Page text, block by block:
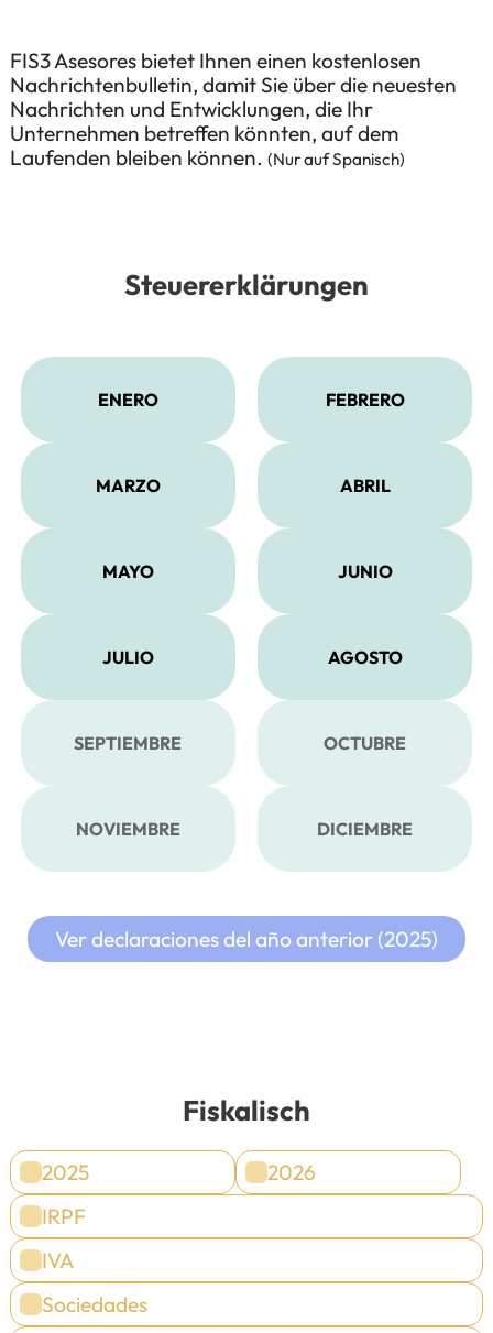
FIS3 Asesores bietet Ihnen einen kostenlosen
Nachrichtenbulletin, damit Sie über die neuesten
Nachrichten und Entwicklungen, die Ihr
Unternehmen betreffen könnten, auf dem
Laufenden bleiben können. (Nur auf Spanisch)
Steuererklärungen
ENERO FEBRERO
MARZO ABRIL
MAYO JUNIO
JULIO AGOSTO
SEPTIEMBRE OCTUBRE
NOVIEMBRE DICIEMBRE
Ver declaraciones del año anterior (2025)
Fiskalisch
2025
2026
IRPF
IVA
Sociedades